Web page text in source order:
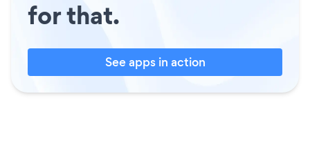
for that.
See apps in action